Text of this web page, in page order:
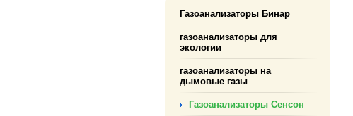
Газоанализаторы Бинар
газоанализаторы для
экологии
газоанализаторы на
дымовые газы
Газоанализаторы Сенсон